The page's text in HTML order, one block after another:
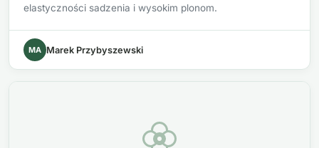
elastyczności sadzenia i wysokim plonom.
MA Marek Przybyszewski